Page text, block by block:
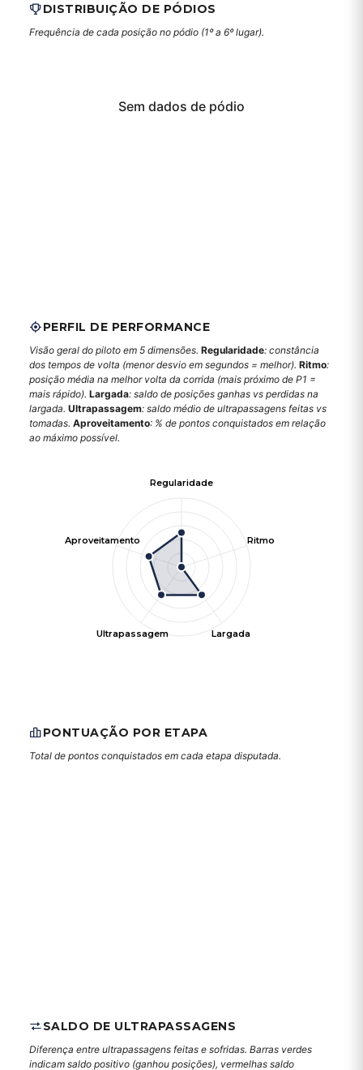
DISTRIBUIÇÃO DE PÓDIOS
Frequência de cada posição no pódio (1º a 6º lugar).
Sem dados de pódio
PERFIL DE PERFORMANCE
Visão geral do piloto em 5 dimensões. Regularidade: constância
dos tempos de volta (menor desvio em segundos = melhor). Ritmo:
posição média na melhor volta da corrida (mais próximo de P1 =
mais rápido). Largada: saldo de posições ganhas vs perdidas na
largada. Ultrapassagem: saldo médio de ultrapassagens feitas vs
tomadas. Aproveitamento: % de pontos conquistados em relação
ao máximo possível.
Regularidade
Ritmo
Largada
Ultrapassagem
Aproveitamento
PONTUAÇÃO POR ETAPA
Total de pontos conquistados em cada etapa disputada.
SALDO DE ULTRAPASSAGENS
Diferença entre ultrapassagens feitas e sofridas. Barras verdes
indicam saldo positivo (ganhou posições), vermelhas saldo